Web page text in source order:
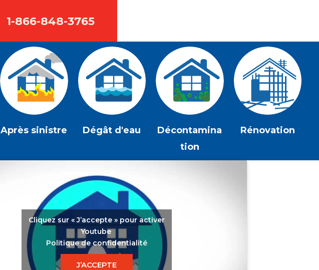
1-866-848-3765
Après sinistre Dégât d'eau
Décontamina
tion
Rénovation
Cliquez sur « J’accepte » pour activer
Youtube
Politique de confidentialité
J’ACCEPTE